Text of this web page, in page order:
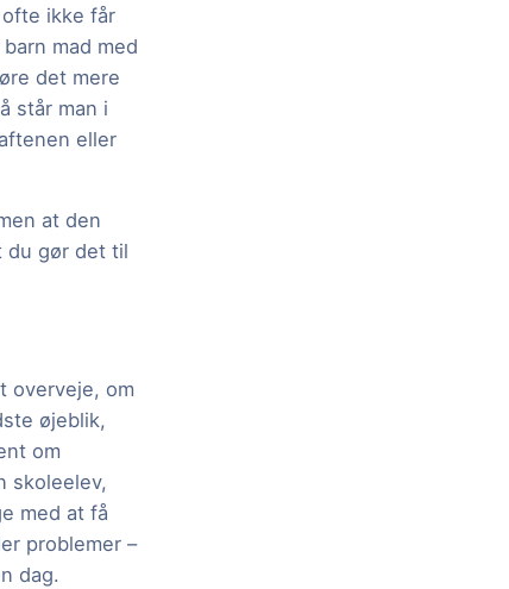
ikke får
mad med
det mere
står man i
eller
at den
du gør det til
overveje, om
øjeblik,
om
skoleelev,
med at få
problemer –
dag.